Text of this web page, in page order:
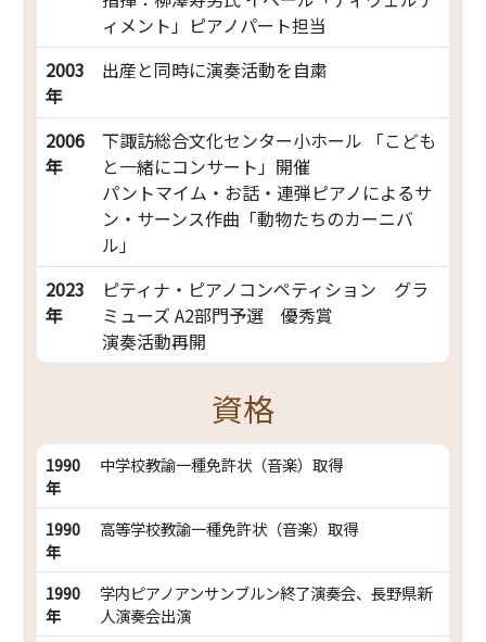
ィメント」ピアノパート担当
2003
年
出産と同時に演奏活動を自粛
2006
年
下諏訪総合文化センター小ホール 「こども
と一緒にコンサート」開催
パントマイム・お話・連弾ピアノによるサ
ン・サーンス作曲「動物たちのカーニバ
ル」
2023
年
ピティナ・ピアノコンペティション グラ
ミューズ A2部門予選 優秀賞
演奏活動再開
資格
1990
年
中学校教諭一種免許状（音楽）取得
1990
年
高等学校教諭一種免許状（音楽）取得
1990
年
学内ピアノアンサンブルン終了演奏会、長野県新
人演奏会出演